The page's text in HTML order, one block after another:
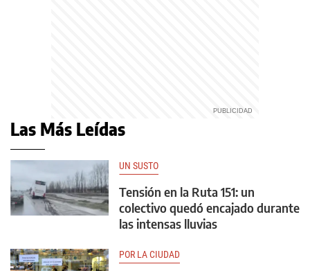
Las Más Leídas
UN SUSTO
Tensión en la Ruta 151: un
colectivo quedó encajado durante
las intensas lluvias
POR LA CIUDAD